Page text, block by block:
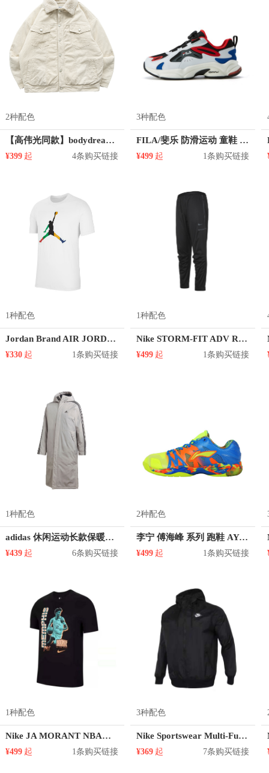
2种配色
【高伟光同款】bodydream 灯芯绒运动休闲翻领仿羊羔绒防风加厚棉服 TM20D595
¥399 起 4条购买链接
3种配色
FILA/斐乐 防滑运动 童鞋 K15B211108
¥499 起 1条购买链接
1种配色
Jordan Brand AIR JORDAN男子飞人彩色logo运动印花圆领正肩袖短袖T恤 DN1469
¥330 起 1条购买链接
1种配色
Nike STORM-FIT ADV RUN DIVISION 舒适运动长裤 DD6052
¥499 起 1条购买链接
1种配色
adidas 休闲运动长款保暖长袖连帽棉衣棉服 男女同款 GE9993
¥439 起 6条购买链接
2种配色
李宁 傅海峰 系列 跑鞋 AYAL037
¥499 起 1条购买链接
1种配色
Nike JA MORANT NBA运动短袖T恤 DH3774
¥499 起 1条购买链接
3种配色
Nike Sportswear Multi-Futura 薄款梭织长袖连帽夹克 DM7924
¥369 起 7条购买链接